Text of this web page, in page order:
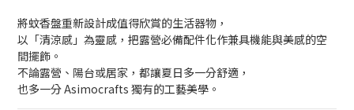
將蚊香盤重新設計成值得欣賞的生活器物，
以「清涼感」為靈感，把露營必備配件化作兼具機能與美感的空
間擺飾。
不論露營、陽台或居家，都讓夏日多一分舒適，
也多一分 Asimocrafts 獨有的工藝美學。